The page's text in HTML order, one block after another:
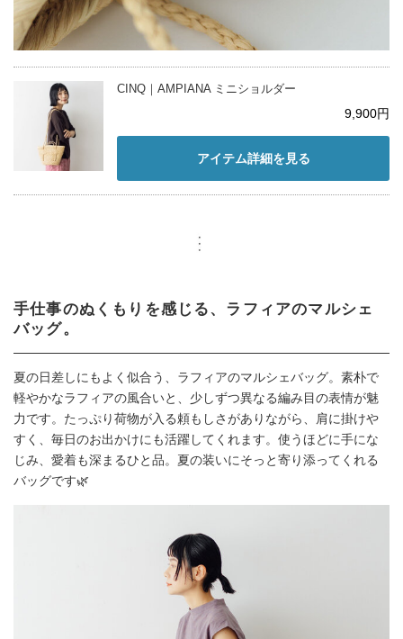
CINQ｜AMPIANA ミニショルダー
9,900円
アイテム詳細を見る
手仕事のぬくもりを感じる、ラフィアのマルシェ
バッグ。
夏の日差しにもよく似合う、ラフィアのマルシェバッグ。素朴で
軽やかなラフィアの風合いと、少しずつ異なる編み目の表情が魅
力です。たっぷり荷物が入る頼もしさがありながら、肩に掛けや
すく、毎日のお出かけにも活躍してくれます。使うほどに手にな
じみ、愛着も深まるひと品。夏の装いにそっと寄り添ってくれる
バッグです🌿